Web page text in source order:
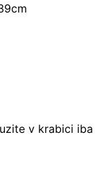
v krabici iba